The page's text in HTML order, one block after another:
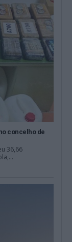
concelho de
36,66